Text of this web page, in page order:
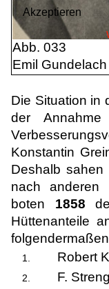
Abb. 033
Emil
Die Situation in
der
Konstantin
Deshalb
nach anderen
boten 1858
Hüttenanteile
Robert
F.
Akzeptieren